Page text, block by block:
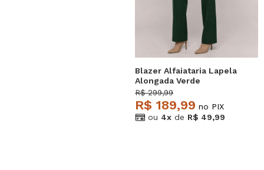
Blazer Alfaiataria Lapela
Alongada Verde
Salvatore
R$ 299,99
R$ 189,99 no PIX
ou 4x de R$ 49,99